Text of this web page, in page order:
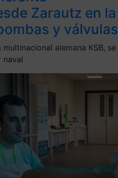
Zarautz en la
y válvulas
alemana KSB, se
naval